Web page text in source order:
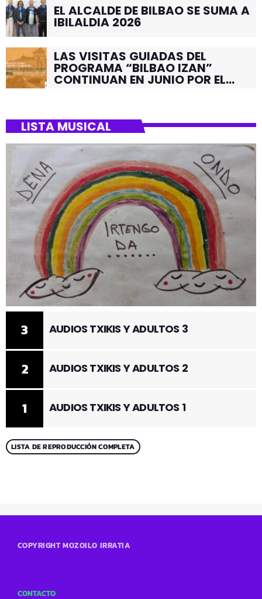
EL ALCALDE DE BILBAO SE SUMA A
IBILALDIA 2026
LAS VISITAS GUIADAS DEL
PROGRAMA “BILBAO IZAN”
CONTINUAN EN JUNIO POR EL
LISTA MUSICAL
1 AUDIOS TXIKIS Y ADULTOS 1
2 AUDIOS TXIKIS Y ADULTOS 2
3 AUDIOS TXIKIS Y ADULTOS 3
LISTA DE REPRODUCCIÓN COMPLETA
COPYRIGHT MOZOILO IRRATIA
CONTACTO